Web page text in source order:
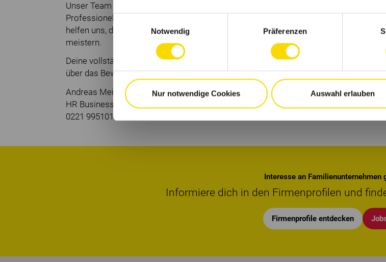
Notwendig
Präferenzen
Nur notwendige Cookies Auswahl erlauben
Unser Team sorgt mit Kompetenz und Fachwissen für hohe Servicequalität.
Professionelle Kommunikation und das partnerschaftliche Verhältnis zu unseren
helfen uns, die Kundenbedürfnisse zu erkennen und Herausforderungen gemeinsam
meistern.
Deine vollständigen Bewerbungsunterlagen inkl. Gehaltswunsch übermittelst du bitte
über das Bewerbungsportal an unsere Personalabteilung, z. H. Herr Andreas Meisen.
Andreas Meisen
HR Business Partner
0221 995101109
Interesse an Familienunternehmen
Informiere dich in den Firmenprofilen und
Firmenprofile entdecken